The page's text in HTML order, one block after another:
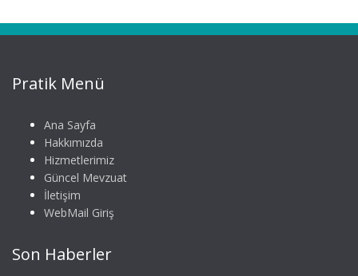
Pratik Menü
Ana Sayfa
Hakkımızda
Hizmetlerimiz
Güncel Mevzuat
İletişim
WebMail Giriş
Son Haberler